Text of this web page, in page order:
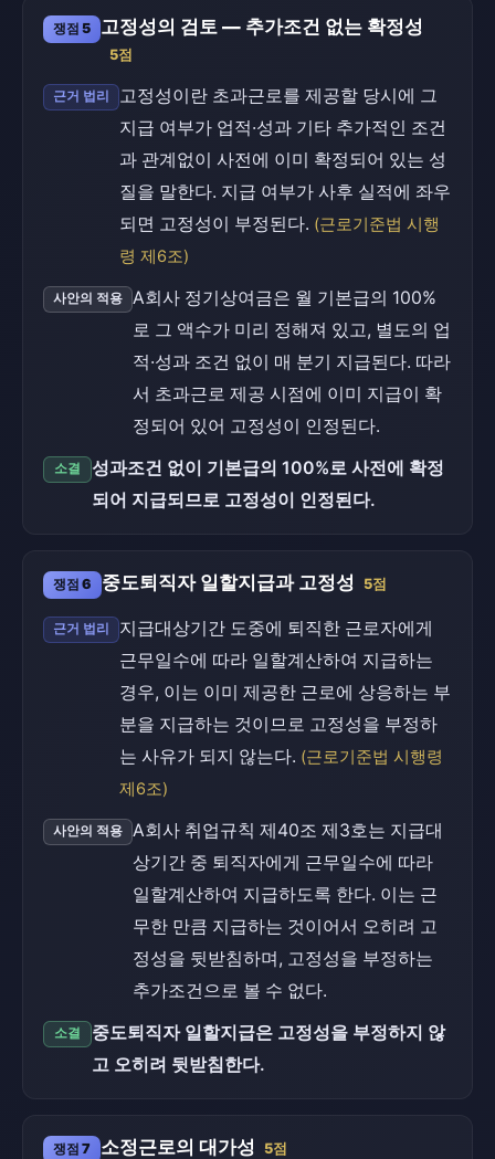
쟁점 5 고정성의 검토 — 추가조건 없는 확정성
5점
근거 법리
고정성이란 초과근로를 제공할 당시에 그
지급 여부가 업적·성과 기타 추가적인 조건
과 관계없이 사전에 이미 확정되어 있는 성
질을 말한다. 지급 여부가 사후 실적에 좌우
되면 고정성이 부정된다. (근로기준법 시행
령 제6조)
사안의 적용
A회사 정기상여금은 월 기본급의 100%
로 그 액수가 미리 정해져 있고, 별도의 업
적·성과 조건 없이 매 분기 지급된다. 따라
서 초과근로 제공 시점에 이미 지급이 확
정되어 있어 고정성이 인정된다.
소결
성과조건 없이 기본급의 100%로 사전에 확정
되어 지급되므로 고정성이 인정된다.
쟁점 6 중도퇴직자 일할지급과 고정성 5점
근거 법리
지급대상기간 도중에 퇴직한 근로자에게
근무일수에 따라 일할계산하여 지급하는
경우, 이는 이미 제공한 근로에 상응하는 부
분을 지급하는 것이므로 고정성을 부정하
는 사유가 되지 않는다. (근로기준법 시행령
제6조)
사안의 적용
A회사 취업규칙 제40조 제3호는 지급대
상기간 중 퇴직자에게 근무일수에 따라
일할계산하여 지급하도록 한다. 이는 근
무한 만큼 지급하는 것이어서 오히려 고
정성을 뒷받침하며, 고정성을 부정하는
추가조건으로 볼 수 없다.
소결
중도퇴직자 일할지급은 고정성을 부정하지 않
고 오히려 뒷받침한다.
쟁점 7 소정근로의 대가성 5점